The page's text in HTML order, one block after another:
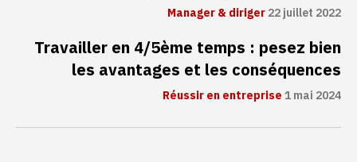
Manager & diriger22 juillet 2022
Travailler en 4/5ème temps : pesez bien
les avantages et les conséquences
Réussir en entreprise1 mai 2024